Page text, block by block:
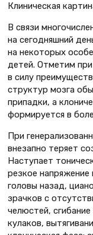
Клиническая
В связи
на сегодняшний
на некоторых
детей. Отметим
в силу
структур мозга
припадки, а
формируется в
При
внезапно теряет
Наступает
резкое напряжение
головы назад,
зрачков с
челюстей,
кулаков,